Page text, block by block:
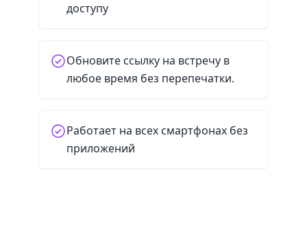
доступу
Обновите ссылку на встречу в
любое время без перепечатки.
Работает на всех смартфонах без
приложений